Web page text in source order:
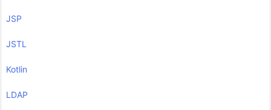
JSP
JSTL
Kotlin
LDAP